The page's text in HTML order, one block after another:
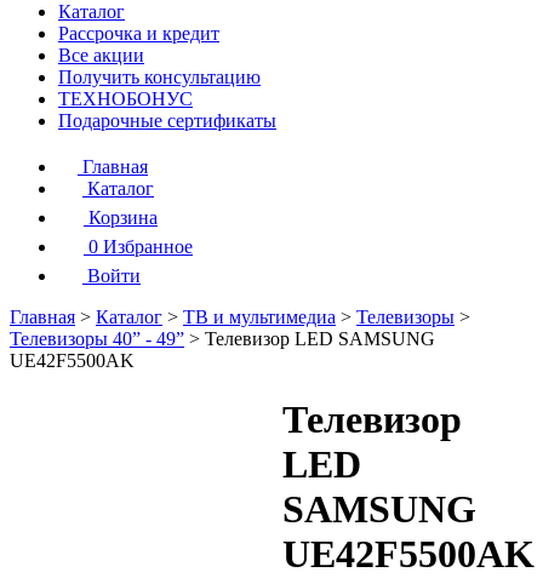
Каталог
Рассрочка и кредит
Все акции
Получить консультацию
ТЕХНОБОНУС
Подарочные сертификаты
Главная
Каталог
Корзина
0 Избранное
Войти
Главная > Каталог > ТВ и мультимедиа > Телевизоры >
Телевизоры 40” - 49” > Телевизор LED SAMSUNG
UE42F5500AK
Телевизор
LED
SAMSUNG
UE42F5500AK